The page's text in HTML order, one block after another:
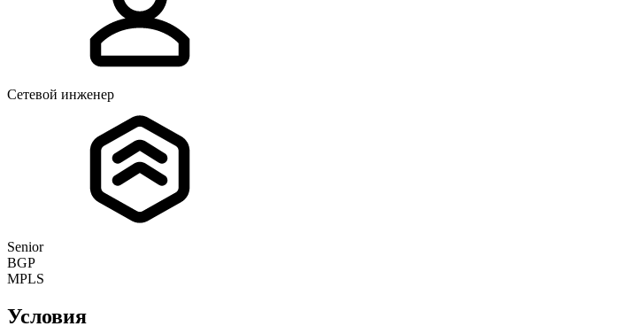
Сетевой инженер
Senior
BGP
MPLS
Условия